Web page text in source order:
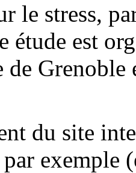
le stress,
étude est
de
du site
exemple